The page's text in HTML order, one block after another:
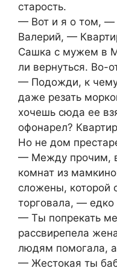
старость.
— Вот и я о том, —
Валерий, —
Сашка с мужем в
ли вернуться. Во-
— Подожди, к
даже резать
хочешь сюда ее
офонарел?
Но не дом
— Между прочим, в
комнат из
сложены, которой
торговала, — едко
— Ты попрекать
рассвирепела
людям помогала,
— Жестокая ты